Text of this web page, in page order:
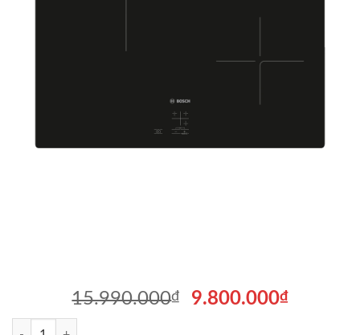
15.990.000₫
Giá
9.800.000₫Giá
BẾP TỪ BOSCH PUC61KAA5E SERI 2 BA VÙNG NẤU 4600W số